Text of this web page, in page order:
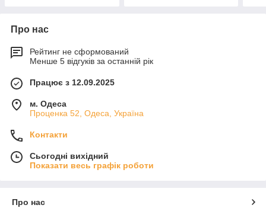
Про нас
Рейтинг не сформований
Менше 5 відгуків за останній рік
Працює з 12.09.2025
м. Одеса
Проценка 52, Одеса, Україна
Контакти
Сьогодні вихідний
Показати весь графік роботи
Про нас